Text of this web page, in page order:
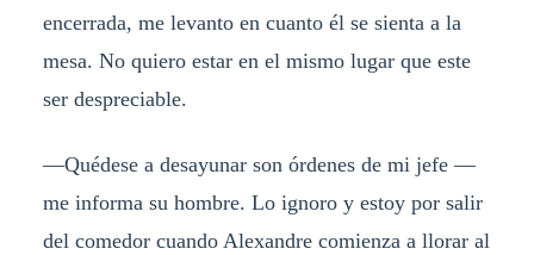
encerrada, me levanto en cuanto él se sienta a la
mesa. No quiero estar en el mismo lugar que este
ser despreciable.
—Quédese a desayunar son órdenes de mi jefe —
me informa su hombre. Lo ignoro y estoy por salir
del comedor cuando Alexandre comienza a llorar al